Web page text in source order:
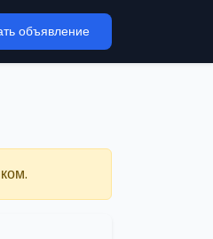
объявление